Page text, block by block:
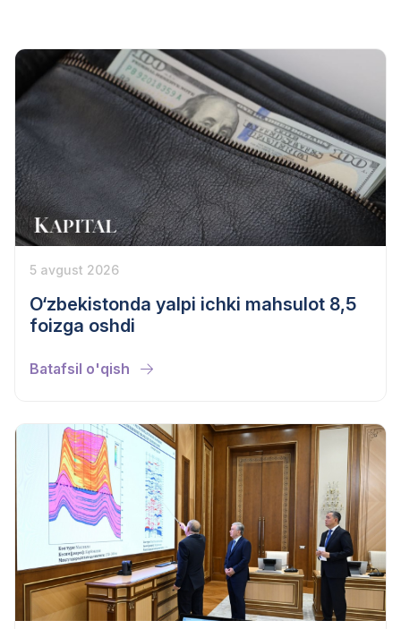
5 avgust 2026
O‘zbekistonda yalpi ichki mahsulot 8,5
foizga oshdi
Batafsil o'qish